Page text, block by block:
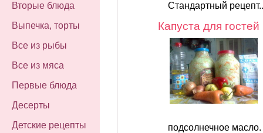
Вторые блюда
Выпечка, торты
Все из рыбы
Все из мяса
Первые блюда
Десерты
Детские рецепты
Стандартный
Капуста для гостей
подсолнечное масло.